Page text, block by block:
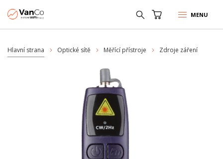
MENU
Hlavní strana Optické sítě Měřící přístroje Zdroje záření